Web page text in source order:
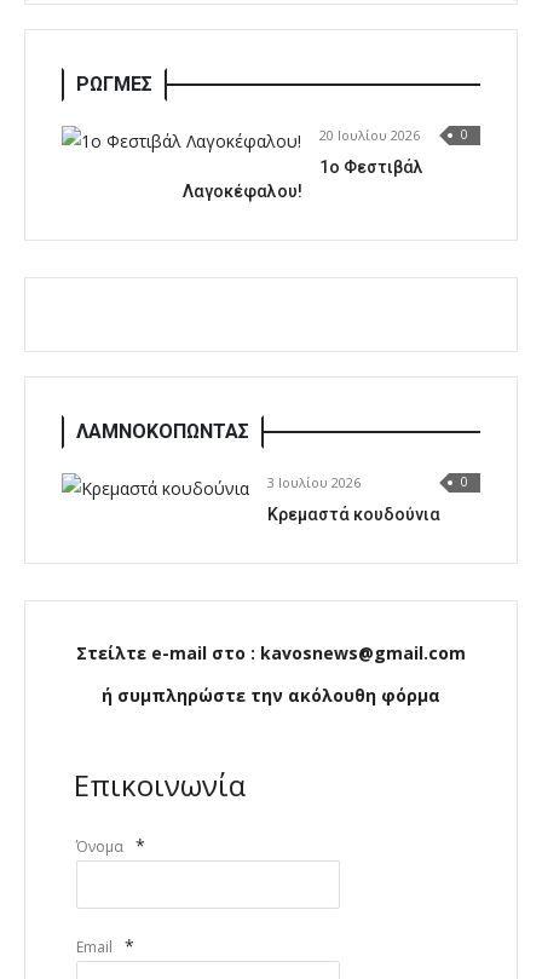
ΡΩΓΜΕΣ
20 Ιουλίου 2026 0
1o Φεστιβάλ
Λαγοκέφαλου!
ΛΑΜΝΟΚΟΠΩΝΤΑΣ
3 Ιουλίου 2026 0
Κρεμαστά κουδούνια
Στείλτε e-mail στο : kavosnews@gmail.com
ή συμπληρώστε την ακόλουθη φόρμα
Επικοινωνία
Όνομα *
Email *